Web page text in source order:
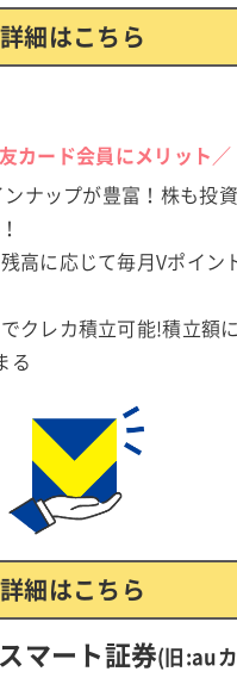
詳細はこちら
カード会員にメリット／
ナップが豊富！株も投
高に応じて毎月Vポイン
クレカ積立可能!積立額
る
詳細はこちら
マート証券(旧:au